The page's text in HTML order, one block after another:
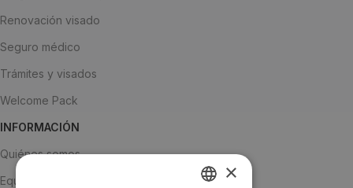
Renovación visado
Seguro médico
Trámites y visados
Welcome Pack
INFORMACIÓN
Quiénes somos
Equipo
×